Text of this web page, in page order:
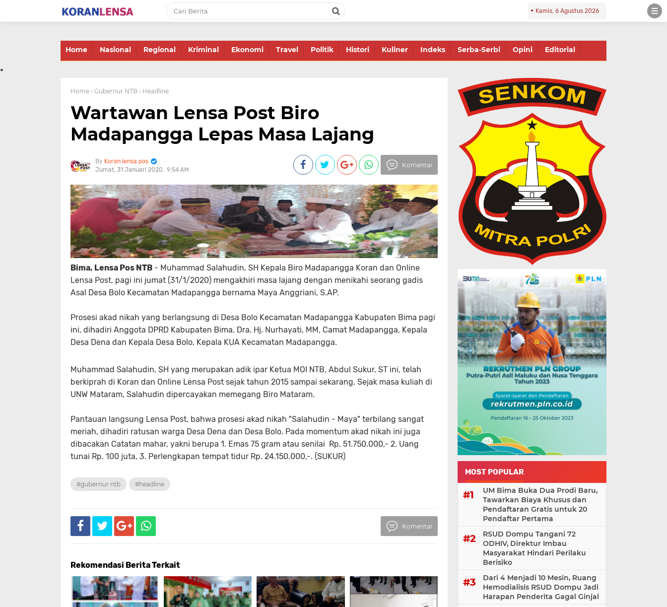
Kamis, 6 Agustus 2026
Home Nasional Regional Kriminal Ekonomi Travel Politik Histori Kuliner Indeks Serba-Serbi Opini Editorial
.
Home › Gubernur NTB › Headline
Wartawan Lensa Post Biro
Madapangga Lepas Masa Lajang
Koran lensa pos
Jumat, 31 Januari 2020
9:54 AM
Komentar
Bima, Lensa Pos NTB - Muhammad Salahudin, SH Kepala Biro Madapangga Koran dan Online
Lensa Post, pagi ini jumat (31/1/2020) mengakhiri masa lajang dengan menikahi seorang gadis
Asal Desa Bolo Kecamatan Madapangga bernama Maya Anggriani, S.AP.
Prosesi akad nikah yang berlangsung di Desa Bolo Kecamatan Madapangga Kabupaten Bima pagi
ini, dihadiri Anggota DPRD Kabupaten Bima, Dra. Hj. Nurhayati, MM, Camat Madapangga, Kepala
Desa Dena dan Kepala Desa Bolo, Kepala KUA Kecamatan Madapangga.
Muhammad Salahudin, SH yang merupakan adik ipar Ketua MOI NTB, Abdul Sukur, ST ini, telah
berkiprah di Koran dan Online Lensa Post sejak tahun 2015 sampai sekarang. Sejak masa kuliah di
UNW Mataram, Salahudin dipercayakan memegang Biro Mataram.
Pantauan langsung Lensa Post, bahwa prosesi akad nikah "Salahudin - Maya" terbilang sangat
meriah, dihadiri ratusan warga Desa Dena dan Desa Bolo. Pada momentum akad nikah ini juga
dibacakan Catatan mahar, yakni berupa 1. Emas 75 gram atau senilai Rp. 51.750.000,- 2. Uang
tunai Rp. 100 juta, 3. Perlengkapan tempat tidur Rp. 24.150.000,-. (SUKUR)
#gubernur ntb #headline
Komentar
Rekomendasi Berita Terkait
MOST POPULAR
UM Bima Buka Dua Prodi Baru,
Tawarkan Biaya Khusus dan
Pendaftaran Gratis untuk 20
Pendaftar Pertama
RSUD Dompu Tangani 72
ODHIV, Direktur Imbau
Masyarakat Hindari Perilaku
Berisiko
Dari 4 Menjadi 10 Mesin, Ruang
Hemodialisis RSUD Dompu Jadi
Harapan Penderita Gagal Ginjal